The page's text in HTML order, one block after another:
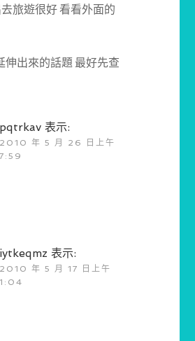
旅遊很好 看看外面的
伸出來的話題 最好先查
pqtrkav 表示:
2010 年 5 月 26 日上午
7:59
iytkeqmz 表示:
2010 年 5 月 17 日上午
1:04